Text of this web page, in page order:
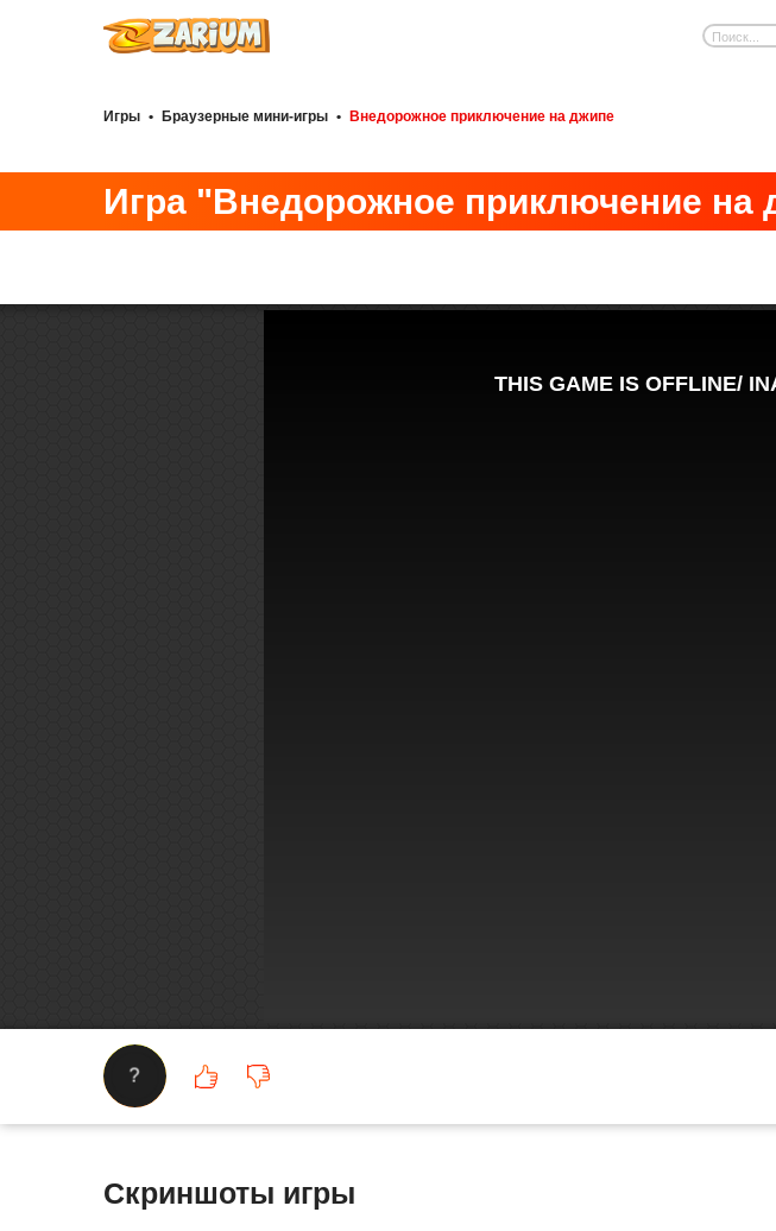
Игры • Браузерные мини-игры • Внедорожное приключение на джипе
Игра "Внедорожное приключение на
?
Скриншоты игры